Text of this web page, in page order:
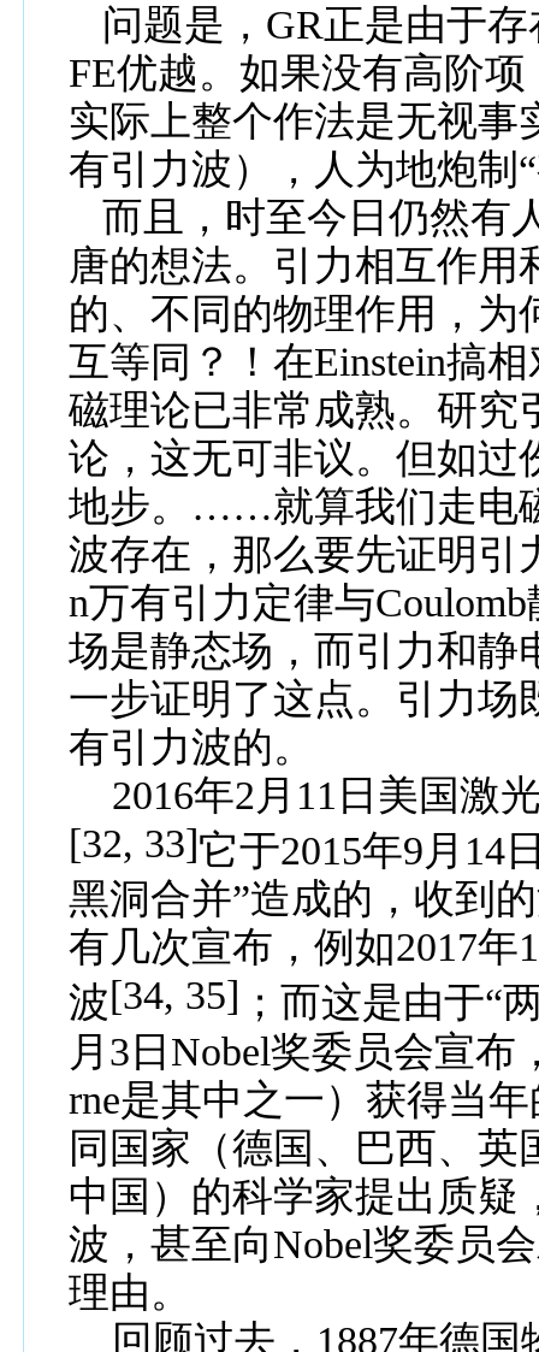
问题是， GR正是由于
FE优越。如果没有高阶项
实际上整个作法是无视事
有引力波），人为地炮制
而且
， 时至今日仍然有
唐的想法。引力相互作用
的、不同的物理作用 ，
互等同？！在Einstein搞相
磁理论已非常成熟。研究
论，这无可非议。但如过
地步。……就算我们走电
波存在，那么要先证明引
n万有引力定律与Coulomb
场是静态场，而引力和静
一步证明了这点。引力场
有引力波的。
2016年2月 11 日美国激
[32, 33]它于2015年9月 14
黑洞合并”造成的，收到
有几次宣布，例如2017年
波[34, 35] ；而这是由于“
月 3 日 Nobel奖委员会宣布
rne是其中之一）获得当年
同国家（德国、巴西、英
中国）的科学家提出质疑
波，甚至向Nobel奖委员
理由。
回顾过去， 1887年德国